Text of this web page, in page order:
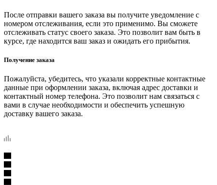
После отправки вашего заказа вы получите уведомление с
номером отслеживания, если это применимо. Вы сможете
отслеживать статус своего заказа. Это позволит вам быть в
курсе, где находится ваш заказ и ожидать его прибытия.
Получение заказа
Пожалуйста, убедитесь, что указали корректные контактные
данные при оформлении заказа, включая адрес доставки и
контактный номер телефона. Это позволит нам связаться с
вами в случае необходимости и обеспечить успешную
доставку вашего заказа.